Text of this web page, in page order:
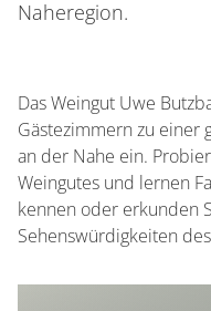
Naheregion.
Das Weingut Uwe
Gästezimmern zu einer
an der Nahe ein.
Weingutes und lernen
kennen oder erkunden
Sehenswürdigkeiten